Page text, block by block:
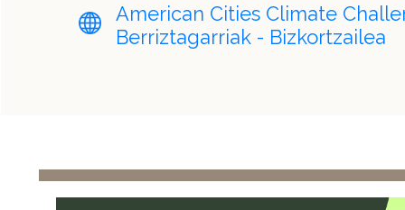
American Cities Climate
Berriztagarriak - Bizkortzailea